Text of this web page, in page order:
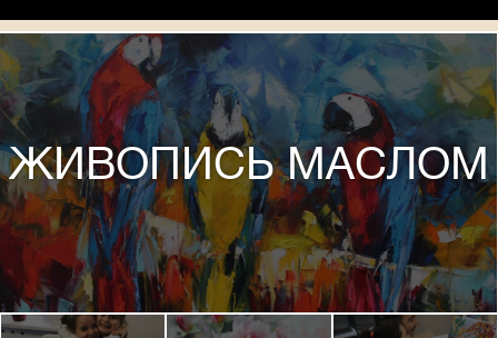
ЖИВОПИСЬ МАСЛОМ